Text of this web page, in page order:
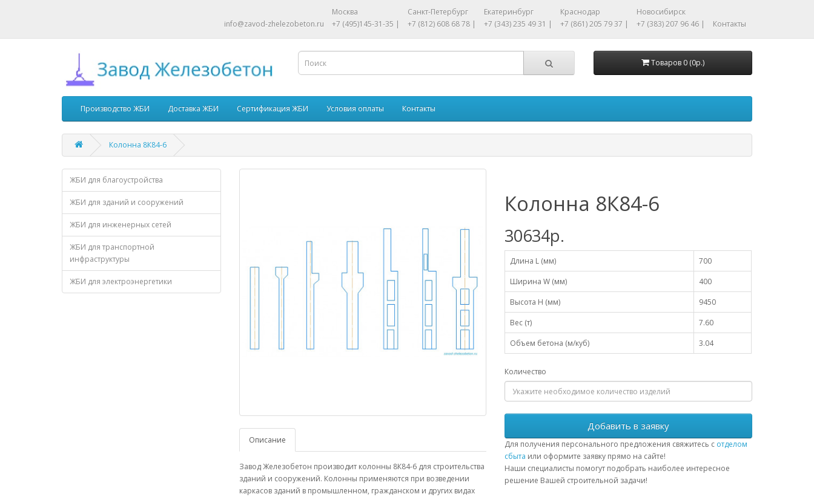
info@zavod-zhelezobeton.ru
Москва
+7 (495)145-31-35 |
Санкт-Петербург
+7 (812) 608 68 78 |
Екатеринбург
+7 (343) 235 49 31 |
Краснодар
+7 (861) 205 79 37 |
Новосибирск
+7 (383) 207 96 46 |
Контакты
Товаров 0 (0р.)
Производство ЖБИ Доставка ЖБИ Сертификация ЖБИ Условия оплаты Контакты
Колонна 8К84-6
ЖБИ для благоустройства
ЖБИ для зданий и сооружений
ЖБИ для инженерных сетей
ЖБИ для транспортной
инфраструктуры
ЖБИ для электроэнергетики
Описание
Завод Железобетон производит колонны 8К84-6 для строительства
зданий и сооружений. Колонны применяются при возведении
каркасов зданий в промышленном, гражданском и других видах
Колонна 8К84-6
30634р.
Длина L (мм)
700
Ширина W (мм)
400
Высота H (мм)
9450
Вес (т)
7.60
Объем бетона (м/куб)
3.04
Количество
Добавить в заявку
Для получения персонального предложения свяжитесь с отделом
сбыта или оформите заявку прямо на сайте!
Наши специалисты помогут подобрать наиболее интересное
решение Вашей строительной задачи!